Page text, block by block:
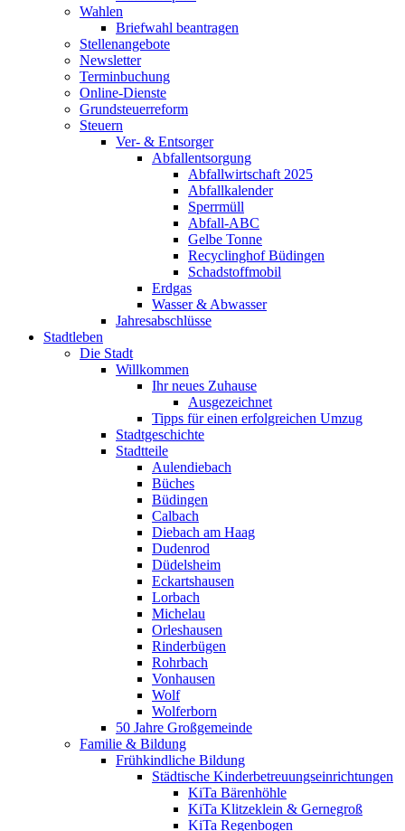
Wahlen
Briefwahl beantragen
Stellenangebote
Newsletter
Terminbuchung
Online-Dienste
Grundsteuerreform
Steuern
Ver- & Entsorger
Abfallentsorgung
Abfallwirtschaft 2025
Abfallkalender
Sperrmüll
Abfall-ABC
Gelbe Tonne
Recyclinghof Büdingen
Schadstoffmobil
Erdgas
Wasser & Abwasser
Jahresabschlüsse
Stadtleben
Die Stadt
Willkommen
Ihr neues Zuhause
Ausgezeichnet
Tipps für einen erfolgreichen Umzug
Stadtgeschichte
Stadtteile
Aulendiebach
Büches
Büdingen
Calbach
Diebach am Haag
Dudenrod
Düdelsheim
Eckartshausen
Lorbach
Michelau
Orleshausen
Rinderbügen
Rohrbach
Vonhausen
Wolf
Wolferborn
50 Jahre Großgemeinde
Familie & Bildung
Frühkindliche Bildung
Städtische Kinderbetreuungseinrichtungen
KiTa Bärenhöhle
KiTa Klitzeklein & Gernegroß
KiTa Regenbogen